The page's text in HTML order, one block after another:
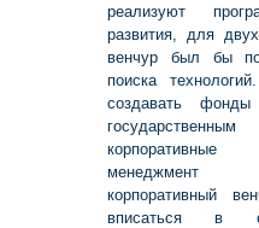
реализуют
развития, для
венчур был бы
поиска
создавать
менеджмент
корпоративный
вписаться в